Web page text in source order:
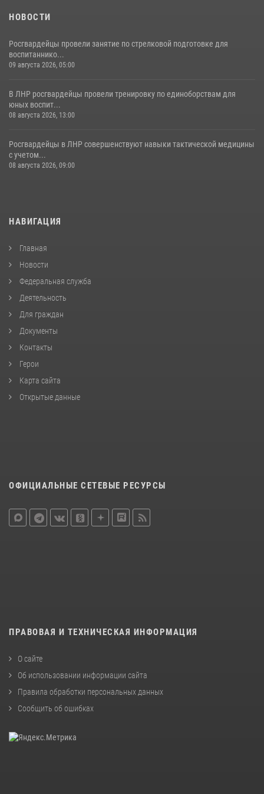
НОВОСТИ
Росгвардейцы провели занятие по стрелковой подготовке для
воспитаннико...
09 августа 2026, 05:00
В ЛНР росгвардейцы провели тренировку по единоборствам для
юных воспит...
08 августа 2026, 13:00
Росгвардейцы в ЛНР совершенствуют навыки тактической медицины
с учетом...
08 августа 2026, 09:00
НАВИГАЦИЯ
Главная
Новости
Федеральная служба
Деятельность
Для граждан
Документы
Контакты
Герои
Карта сайта
Открытые данные
ОФИЦИАЛЬНЫЕ СЕТЕВЫЕ РЕСУРСЫ
ПРАВОВАЯ И ТЕХНИЧЕСКАЯ ИНФОРМАЦИЯ
О сайте
Об использовании информации сайта
Правила обработки персональных данных
Сообщить об ошибках